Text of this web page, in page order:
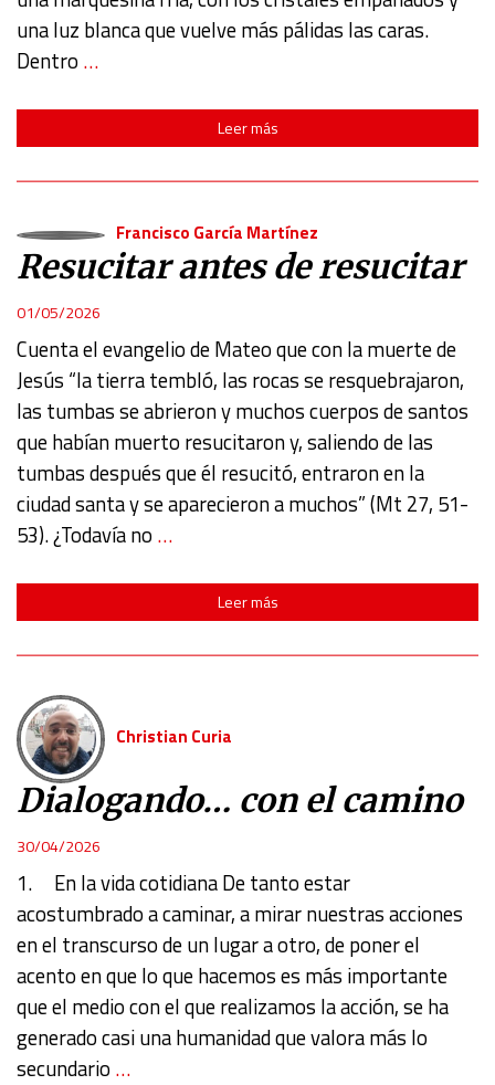
una luz blanca que vuelve más pálidas las caras.
Dentro …
Leer más
Francisco García Martínez
Resucitar antes de resucitar
01/05/2026
Cuenta el evangelio de Mateo que con la muerte de
Jesús “la tierra tembló, las rocas se resquebrajaron,
las tumbas se abrieron y muchos cuerpos de santos
que habían muerto resucitaron y, saliendo de las
tumbas después que él resucitó, entraron en la
ciudad santa y se aparecieron a muchos” (Mt 27, 51-
53). ¿Todavía no …
Leer más
Christian Curia
Dialogando… con el camino
30/04/2026
1. En la vida cotidiana De tanto estar
acostumbrado a caminar, a mirar nuestras acciones
en el transcurso de un lugar a otro, de poner el
acento en que lo que hacemos es más importante
que el medio con el que realizamos la acción, se ha
generado casi una humanidad que valora más lo
secundario …